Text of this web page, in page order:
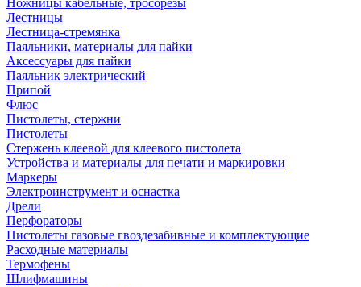
Ножницы кабельные, тросорезы
Лестницы
Лестница-стремянка
Паяльники, материалы для пайки
Аксессуары для пайки
Паяльник электрический
Припой
Флюс
Пистолеты, стержни
Пистолеты
Стержень клеевой для клеевого пистолета
Устройства и материалы для печати и маркировки
Маркеры
Электроинструмент и оснастка
Дрели
Перфораторы
Пистолеты газовые гвоздезабивные и комплектующие
Расходные материалы
Термофены
Шлифмашины